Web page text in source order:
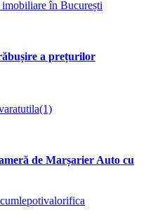
a prețurilor
de Marșarier Auto cu